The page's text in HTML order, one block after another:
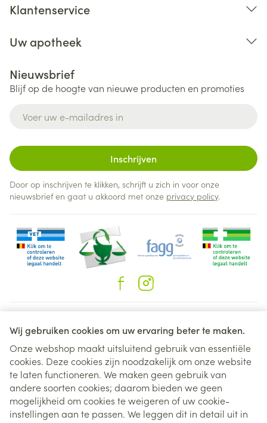
Wij gebruiken cookies om uw ervaring beter te maken.
Onze webshop maakt uitsluitend gebruik van essentiële
cookies. Deze cookies zijn noodzakelijk om onze website
te laten functioneren. We maken geen gebruik van
andere soorten cookies; daarom bieden we geen
mogelijkheid om cookies te weigeren of uw cookie-
instellingen aan te passen. We leggen dit in detail uit in
Klantenservice
Uw apotheek
Nieuwsbrief
Blijf op de hoogte van nieuwe producten en promoties
Inschrijven
Door op inschrijven te klikken, schrijft u zich in voor onze
nieuwsbrief en gaat u akkoord met onze privacy policy.
Juridische links